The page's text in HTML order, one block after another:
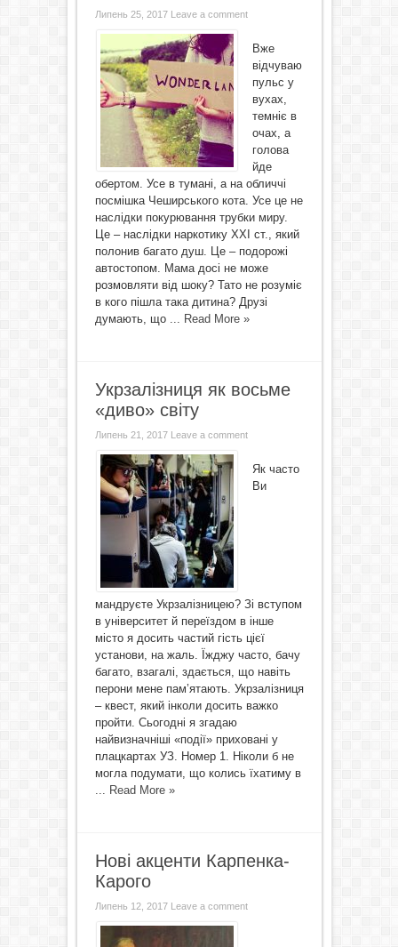
Липень 25, 2017 Leave a comment
Вже
відчуваю
пульс у
вухах,
темніє в
очах, а
голова
йде
обертом. Усе в тумані, а на обличчі
посмішка Чеширського кота. Усе це не
наслідки покурювання трубки миру.
Це – наслідки наркотику ХХІ ст., який
полонив багато душ. Це – подорожі
автостопом. Мама досі не може
розмовляти від шоку? Тато не розуміє
в кого пішла така дитина? Друзі
думають, що ... Read More »
Укрзалізниця як восьме
«диво» світу
Липень 21, 2017 Leave a comment
Як часто
Ви
мандруєте Укрзалізницею? Зі вступом
в університет й переїздом в інше
місто я досить частий гість цієї
установи, на жаль. Їжджу часто, бачу
багато, взагалі, здається, що навіть
перони мене пам’ятають. Укрзалізниця
– квест, який інколи досить важко
пройти. Сьогодні я згадаю
найвизначніші «події» приховані у
плацкартах УЗ. Номер 1. Ніколи б не
могла подумати, що колись їхатиму в
... Read More »
Нові акценти Карпенка-
Карого
Липень 12, 2017 Leave a comment